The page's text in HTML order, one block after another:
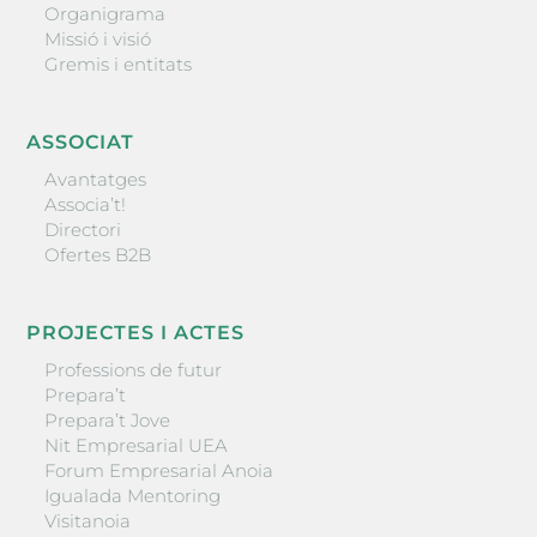
Organigrama
Missió i visió
Gremis i entitats
ASSOCIAT
Avantatges
Associa’t!
Directori
Ofertes B2B
PROJECTES I ACTES
Professions de futur
Prepara’t
Prepara’t Jove
Nit Empresarial UEA
Forum Empresarial Anoia
Igualada Mentoring
Visitanoia